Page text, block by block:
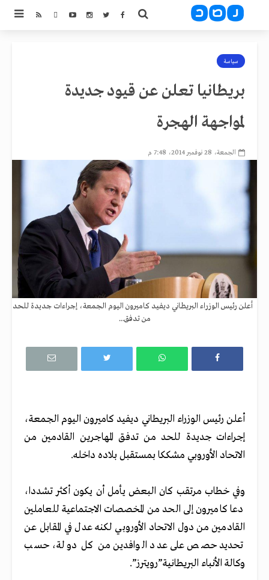
سياسة
بريطانيا تعلن عن قيود جديدة
لمواجهة الهجرة
الجمعة، 28 نوفمبر 2014، 7:48 م
أعلن رئيس الوزراء البريطاني ديفيد كاميرون اليوم الجمعة، إجراءات جديدة للحد
من تدفق...
أعلن رئيس الوزراء البريطاني ديفيد كاميرون اليوم الجمعة،
إجراءات جديدة للحد من تدفق المهاجرين القادمين من
الاتحاد الأوروبي مشككا بمستقبل بلاده داخله.
وفي خطاب مرتقب كان البعض يأمل أن يكون أكثر تشددا،
دعا كاميرون إلى الحد من المخصصات الاجتماعية للعاملين
القادمين من دول الاتحاد الأوروبي لكنه عدل في المقابل عن
تحديد حصص على عدد الوافدين من كل دولة، حسب
وكالة الأنباء البريطانية”رويترز”.